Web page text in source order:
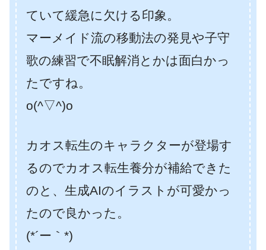
ていて緩急に欠ける印象。
マーメイド流の移動法の発見や子守
歌の練習で不眠解消とかは面白かっ
たですね。
o(^▽^)o
カオス転生のキャラクターが登場す
るのでカオス転生養分が補給できた
のと、生成AIのイラストが可愛かっ
たので良かった。
(*´ー｀*)